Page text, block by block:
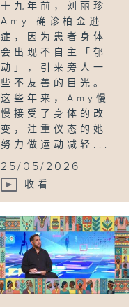
十九年前，刘丽珍
Amy 确诊柏金逊
症，因为患者身体
会出现不自主「郁
动」，引来旁人一
些不友善的目光。
这些年来，Amy慢
慢接受了身体的改
变，注重仪态的她
努力做运动减轻...
25/05/2026
收看